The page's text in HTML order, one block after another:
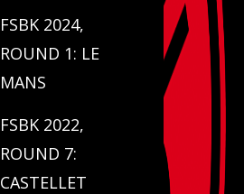
FSBK 2024,
ROUND 1: LE
MANS
FSBK 2022,
ROUND 7:
CASTELLET